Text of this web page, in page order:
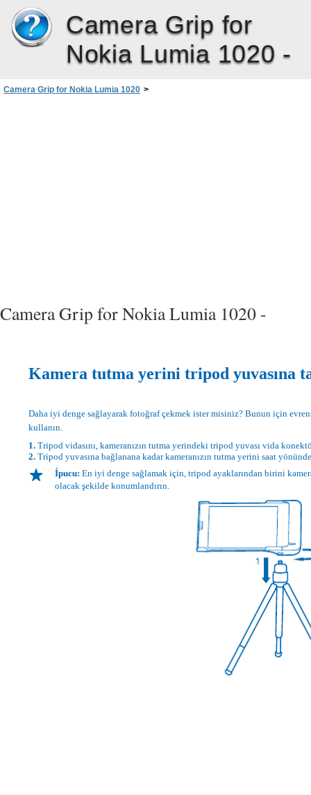
Camera Grip for
Nokia Lumia 1020 -
Camera Grip for Nokia Lumia 1020 >
Camera Grip for Nokia Lumia 1020 -
Kamera tutma yerini tripod yuvasına
Daha iyi denge sağlayarak fotoğraf çekmek ister misiniz? Bunun için
kullanın.
1. Tripod vidasını, kameranızın tutma yerindeki tripod yuvası vida
2. Tripod yuvasına bağlanana kadar kameranızın tutma yerini saat
İpucu: En iyi denge sağlamak için, tripod ayaklarından birini
olacak şekilde konumlandırın.